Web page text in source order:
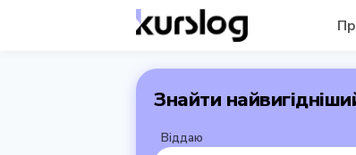
Знайти
Віддаю